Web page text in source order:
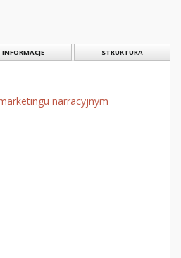
INFORMACJE STRUKTURA
narracyjnym